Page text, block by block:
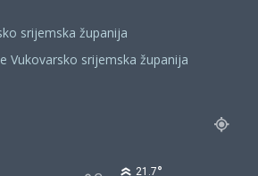
srijemska županija
Vukovarsko srijemska županija
21.7°